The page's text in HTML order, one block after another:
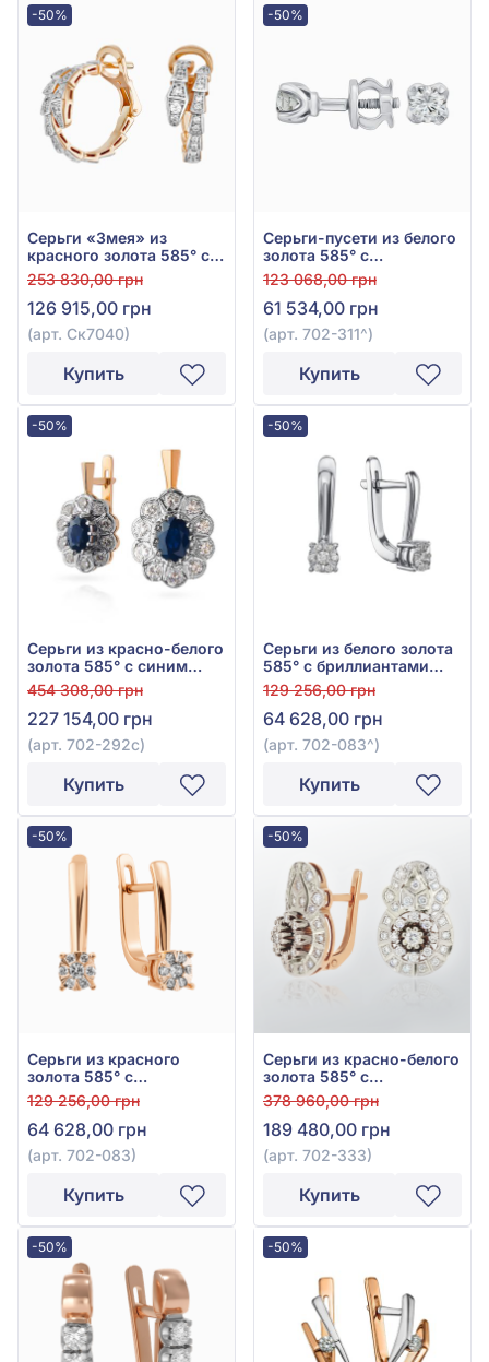
-50%
Серьги «Змея» из
красного золота 585° с
бриллиантом 0,6ct, арт.
Ск7040
253 830,00 грн
126 915,00 грн
(арт. Ск7040)
Купить
-50%
Серьги-пусети из белого
золота 585° с
бриллиантом 0,32ct, арт.
702-311
123 068,00 грн
61 534,00 грн
(арт. 702-311^)
Купить
-50%
Серьги из красно-белого
золота 585° с синим
сапфиром 2ct и
бриллиантом 0,61ct, арт.
702-292с
454 308,00 грн
227 154,00 грн
(арт. 702-292с)
Купить
-50%
Серьги из белого золота
585° с бриллиантами
0,16ct, арт. 702-083
129 256,00 грн
64 628,00 грн
(арт. 702-083^)
Купить
-50%
Серьги из красного
золота 585° с
бриллиантом 0,19ct, арт.
702-083
129 256,00 грн
64 628,00 грн
(арт. 702-083)
Купить
-50%
Серьги из красно-белого
золота 585° с
бриллиантами 1,28ct,
арт. 702-333
378 960,00 грн
189 480,00 грн
(арт. 702-333)
Купить
-50% -50%